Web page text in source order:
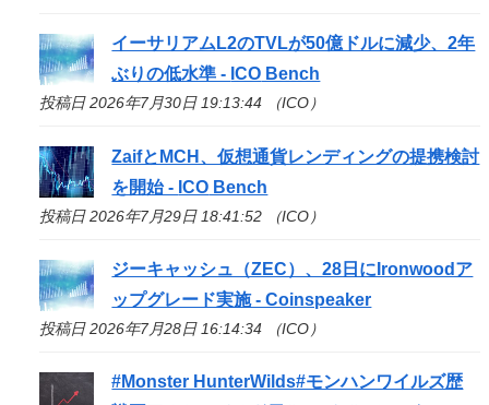
イーサリアムL2のTVLが50億ドルに減少、2年
ぶりの低水準 - ICO Bench
投稿日 2026年7月30日 19:13:44 （ICO）
ZaifとMCH、仮想通貨レンディングの提携検討
を開始 - ICO Bench
投稿日 2026年7月29日 18:41:52 （ICO）
ジーキャッシュ（ZEC）、28日にIronwoodア
ップグレード実施 - Coinspeaker
投稿日 2026年7月28日 16:14:34 （ICO）
#Monster HunterWilds#モンハンワイルズ歴